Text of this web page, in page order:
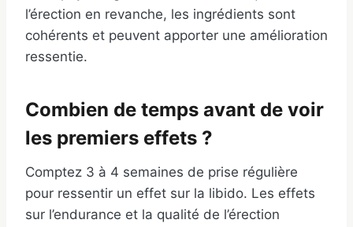
l’érection en revanche, les ingrédients sont
cohérents et peuvent apporter une amélioration
ressentie.
Combien de temps avant de voir
les premiers effets ?
Comptez 3 à 4 semaines de prise régulière
pour ressentir un effet sur la libido. Les effets
sur l’endurance et la qualité de l’érection